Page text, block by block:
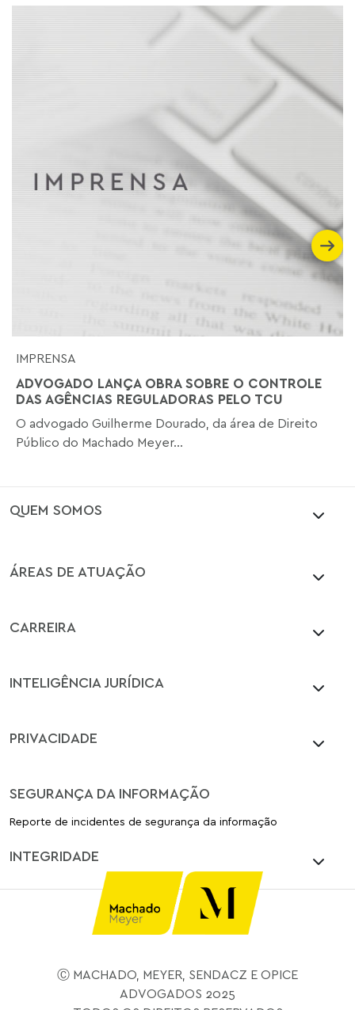
IMPRENSA
ADVOGADO LANÇA OBRA SOBRE O CONTROLE
DAS AGÊNCIAS REGULADORAS PELO TCU
O advogado Guilherme Dourado, da área de Direito
Público do Machado Meyer...
QUEM SOMOS
ÁREAS DE ATUAÇÃO
CARREIRA
INTELIGÊNCIA JURÍDICA
PRIVACIDADE
SEGURANÇA DA INFORMAÇÃO
Reporte de incidentes de segurança da informação
INTEGRIDADE
Ⓒ MACHADO, MEYER, SENDACZ E OPICE
ADVOGADOS 2025